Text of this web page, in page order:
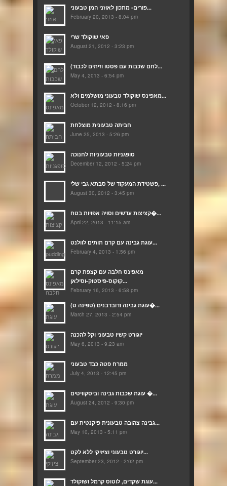
פורים- מתכון לאוזני המן טבעוני...
February 20, 2013 - 8:04 pm
פאי שוקולד שרי
August 21, 2012 - 3:23 pm
(לחם שכבות עם פסטו וזיתים לכבוד...
May 4, 2013 - 6:54 pm
מאפינס שוקולד טבעוני מושלמים ולא...
October 12, 2012 - 8:16 pm
חביתה טבעונית מוצלחת
June 25, 2013 - 5:26 pm
סופגניות טבעוניות לחנוכה
December 12, 2012 - 5:24 pm
פשטידת המעקוד של סבתא גבי שלי, ...
August 30, 2012 - 3:45 pm
קציצות עדשים וסויה אפויות בטח�...
April 22, 2013 - 11:15 am
עוגת גבינה עם קרם תותים לוולנט...
February 4, 2013 - 1:56 pm
מאפינס חלבה עם קצפת קרם
קוקוס-פיסטוק-וסילאן...
February 16, 2013 - 6:58 pm
(עוגת גבינה ודובדבנים (טפינה ט�...
March 27, 2013 - 2:54 pm
יוגורט קשיו טבעוני וקל להכנה
May 6, 2013 - 9:23 am
ממרח פטה כבד טבעוני
July 4, 2013 - 12:45 pm
עוגת שכבות גבינה וביסקוויטים �...
August 24, 2012 - 9:30 pm
גבינה צהובה טבעונית פיקנטית עם...
May 10, 2013 - 5:11 pm
יוגורט טבעוני וציזיקי ללא לקט...
September 23, 2012 - 2:02 pm
עוגת שקדים, לוטוס קרמל ושוקולד...